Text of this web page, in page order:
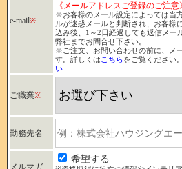
e-mail※
《メールアドレスご登録のご注意
※お客様のメール設定によっては当
ルが迷惑メールと判断され、お客様
込み後、1～2日経過しても返信メー
弊社までお問合せ下さい。
※ご注文、お問い合わせの前に、メ
す。詳しくは こちらをご覧ください
い
ご職業※
勤務先名
メルマガ
希望する